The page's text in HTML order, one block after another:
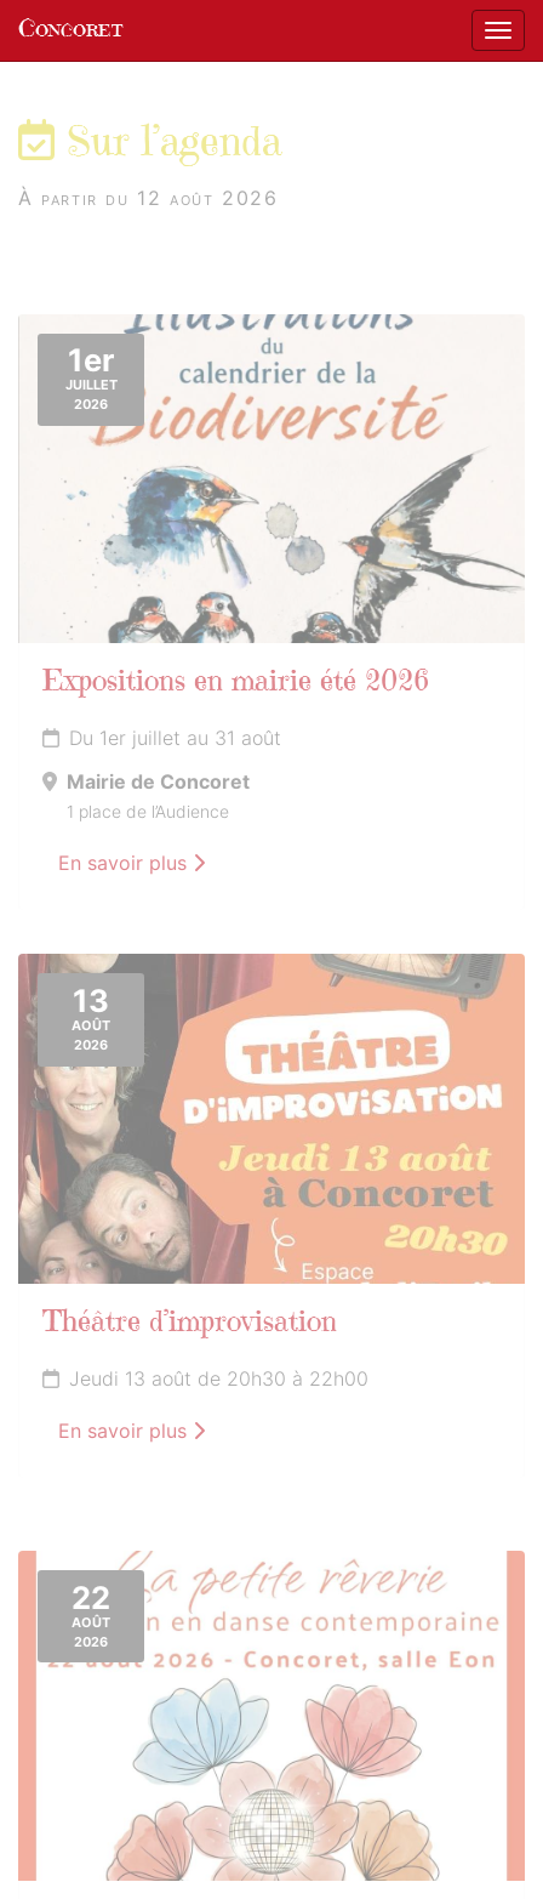
Concoret
Sur l’agenda
À partir du 12 août 2026
1er
JUILLET
2026
Expositions en mairie été 2026
Du 1er juillet au 31 août
Mairie de Concoret
1 place de l’Audience
En savoir plus
13
AOÛT
2026
Théâtre d’improvisation
Jeudi 13 août de 20h30 à 22h00
En savoir plus
22
AOÛT
2026
Panneau de gestion des cookies